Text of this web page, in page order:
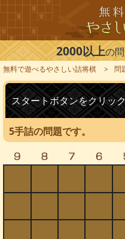
2000以上の
無料で遊べるやさしい詰将棋 問
スタートボタンをクリッ
5手詰の問題です。